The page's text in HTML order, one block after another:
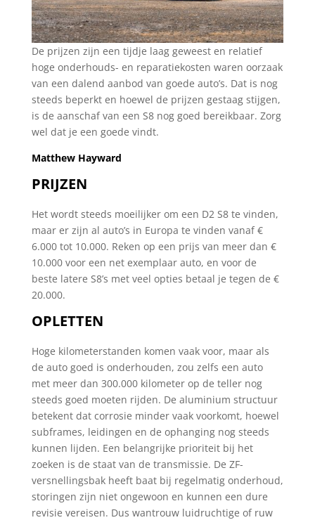
De prijzen zijn een tijdje laag geweest en relatief
hoge onderhouds- en reparatiekosten waren oorzaak
van een dalend aanbod van goede auto’s. Dat is nog
steeds beperkt en hoewel de prijzen gestaag stijgen,
is de aanschaf van een S8 nog goed bereikbaar. Zorg
wel dat je een goede vindt.
Matthew Hayward
PRIJZEN
Het wordt steeds moeilijker om een D2 S8 te vinden,
maar er zijn al auto’s in Europa te vinden vanaf €
6.000 tot 10.000. Reken op een prijs van meer dan €
10.000 voor een net exemplaar auto, en voor de
beste latere S8’s met veel opties betaal je tegen de €
20.000.
OPLETTEN
Hoge kilometerstanden komen vaak voor, maar als
de auto goed is onderhouden, zou zelfs een auto
met meer dan 300.000 kilometer op de teller nog
steeds goed moeten rijden. De aluminium structuur
betekent dat corrosie minder vaak voorkomt, hoewel
subframes, leidingen en de ophanging nog steeds
kunnen lijden. Een belangrijke prioriteit bij het
zoeken is de staat van de transmissie. De ZF-
versnellingsbak heeft baat bij regelmatig onderhoud,
storingen zijn niet ongewoon en kunnen een dure
revisie vereisen. Dus wantrouw luidruchtige of ruw